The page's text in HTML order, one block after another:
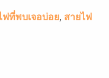
ที่พบเจอบ่อย, สายไฟ